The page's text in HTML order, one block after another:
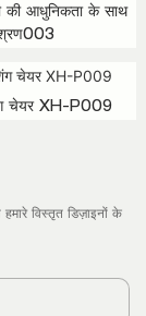
की आधुनिकता के साथ
चेयर XH-P009
विस्तृत डिज़ाइनों के